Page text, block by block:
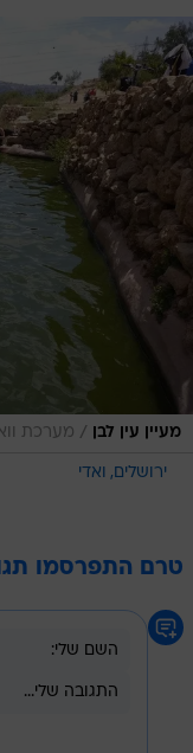
מעיין עין לבן / מערכת
ירושלים ואדי
טרם התפרסמו